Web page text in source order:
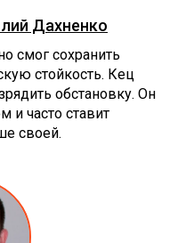
Дахненко
смог сохранить
стойкость. Кец
обстановку. Он
и часто ставит
своей.